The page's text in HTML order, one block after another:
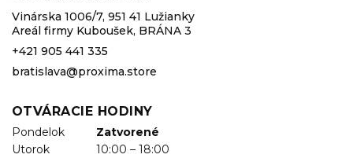
Vinárska 1006/7, 951 41 Lužianky
Areál firmy Kuboušek, BRÁNA 3
+421 905 441 335
bratislava@proxima.store
OTVÁRACIE HODINY
Pondelok
Zatvorené
Utorok
10:00 – 18:00